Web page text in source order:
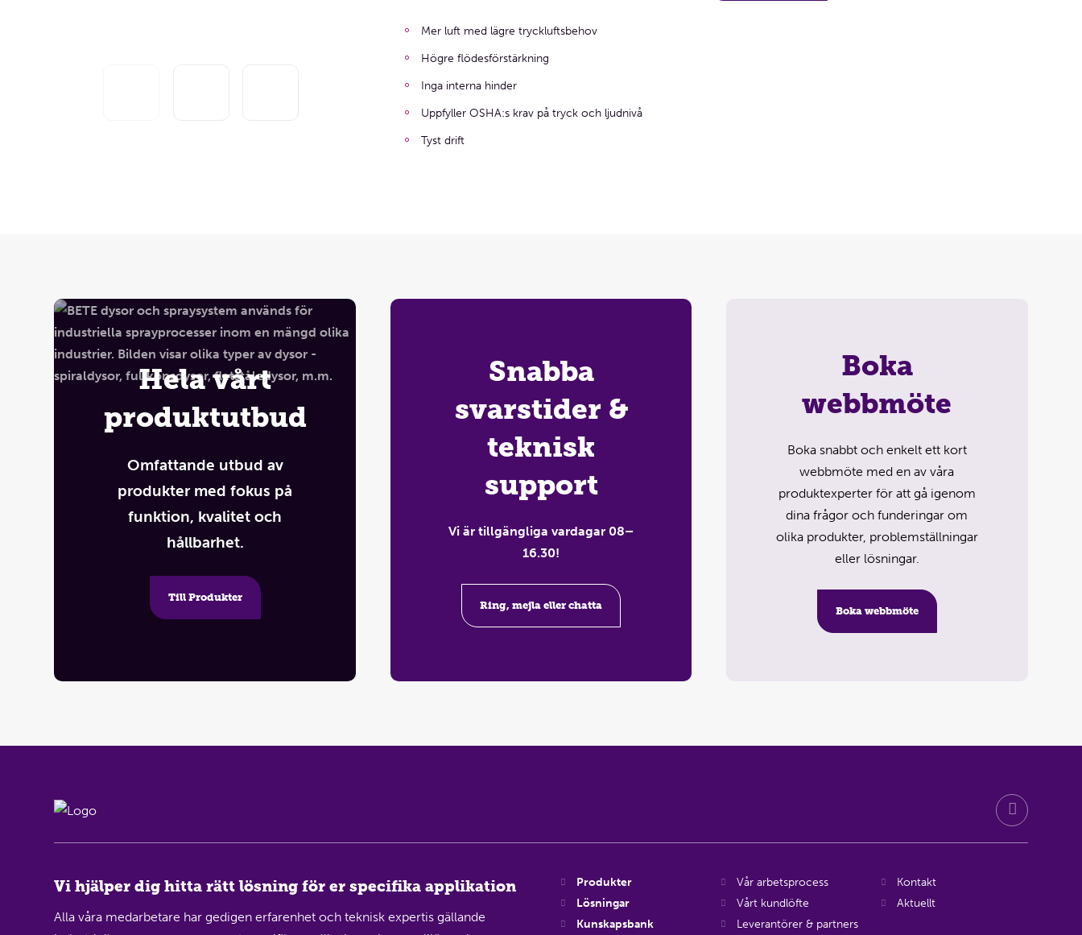
Mer luft med lägre tryckluftsbehov
Högre flödesförstärkning
Inga interna hinder
Uppfyller OSHA:s krav på tryck och ljudnivå
Tyst drift
Hela vårt
produktutbud
Omfattande utbud av
produkter med fokus på
funktion, kvalitet och
hållbarhet.
Till Produkter
Snabba
svarstider &
teknisk
support
Vi är tillgängliga vardagar 08–
16.30!
Ring, mejla eller chatta
Boka
webbmöte
Boka snabbt och enkelt ett kort
webbmöte med en av våra
produktexperter för att gå igenom
dina frågor och funderingar om
olika produkter, problemställningar
eller lösningar.
Boka webbmöte
Vi hjälper dig hitta rätt lösning för er specifika applikation
Alla våra medarbetare har gedigen erfarenhet och teknisk expertis gällande
Produkter
Lösningar
Kunskapsbank
Vår arbetsprocess
Vårt kundlöfte
Leverantörer & partners
Kontakt
Aktuellt